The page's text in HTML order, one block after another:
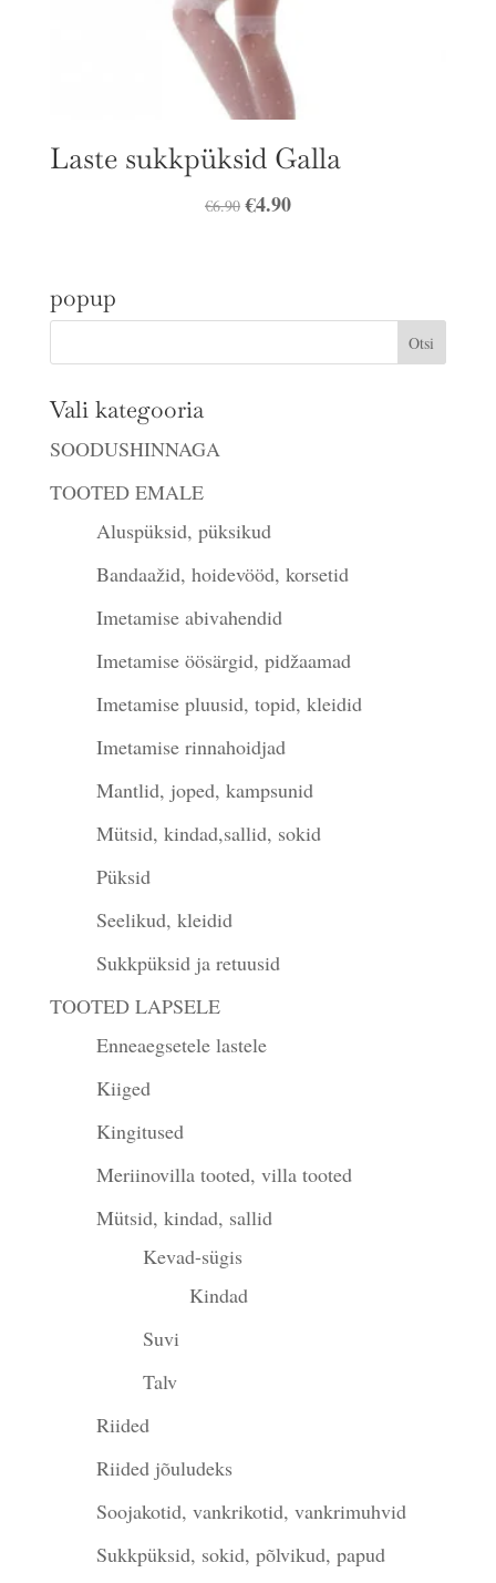
Laste sukkpüksid Galla
€6.90 Algne
€4.90Praegune
popup
Vali kategooria
SOODUSHINNAGA
TOOTED EMALE
Aluspüksid, püksikud
Bandaažid, hoidevööd, korsetid
Imetamise abivahendid
Imetamise öösärgid, pidžaamad
Imetamise pluusid, topid, kleidid
Imetamise rinnahoidjad
Mantlid, joped, kampsunid
Mütsid, kindad,sallid, sokid
Püksid
Seelikud, kleidid
Sukkpüksid ja retuusid
TOOTED LAPSELE
Enneaegsetele lastele
Kiiged
Kingitused
Meriinovilla tooted, villa tooted
Mütsid, kindad, sallid
Kevad-sügis
Kindad
Suvi
Talv
Riided
Riided jõuludeks
Soojakotid, vankrikotid, vankrimuhvid
Sukkpüksid, sokid, põlvikud, papud